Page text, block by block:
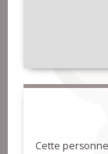
Cette